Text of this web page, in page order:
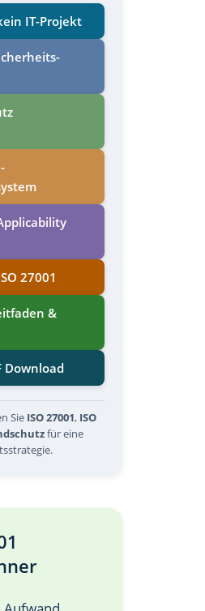
IT-Projekt
27001
&
Download
Sie ISO 27001, ISO
für eine